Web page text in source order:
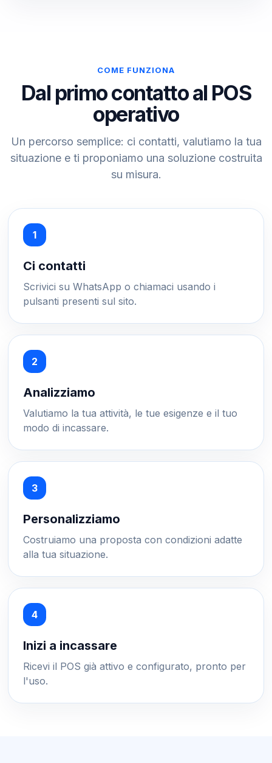
COME FUNZIONA
Dal primo contatto al POS
operativo
Un percorso semplice: ci contatti, valutiamo la tua
situazione e ti proponiamo una soluzione costruita
su misura.
Ci contatti
Scrivici su WhatsApp o chiamaci usando i
pulsanti presenti sul sito.
Analizziamo
Valutiamo la tua attività, le tue esigenze e il tuo
modo di incassare.
Personalizziamo
Costruiamo una proposta con condizioni adatte
alla tua situazione.
Inizi a incassare
Ricevi il POS già attivo e configurato, pronto per
l'uso.